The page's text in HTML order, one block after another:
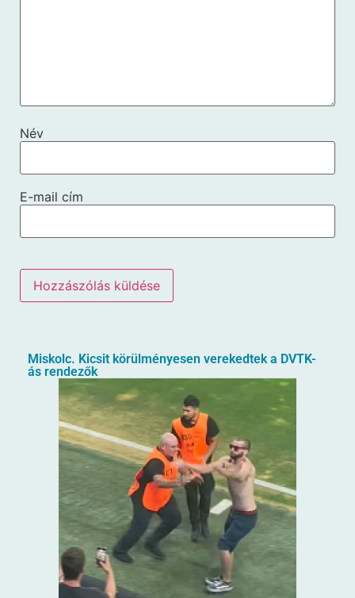
Név
E-mail cím
Miskolc. Kicsit körülményesen verekedtek a DVTK-
ás rendezők